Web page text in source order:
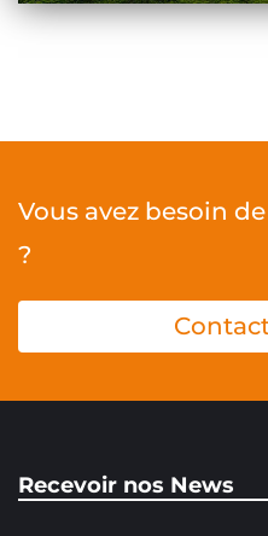
Vous avez besoin
?
Recevoir nos News